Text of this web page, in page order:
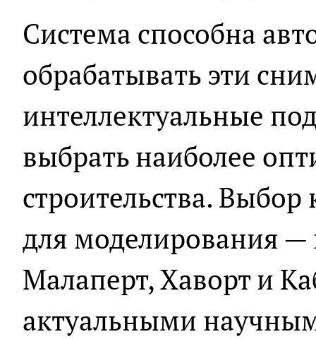
Система способна
обрабатывать эти
интеллектуальные
выбрать наиболее
строительства.
для моделирования —
Малаперт, Хаворт и
актуальными